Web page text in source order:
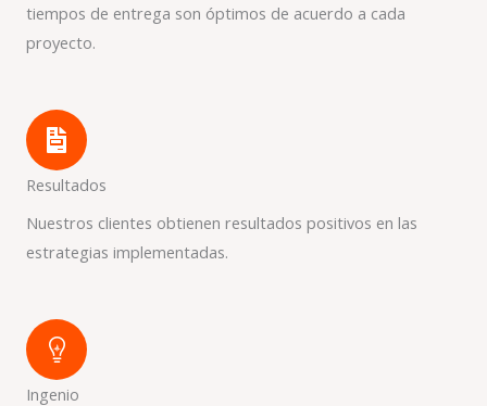
tiempos de entrega son óptimos de acuerdo a cada
proyecto.
Resultados
Nuestros clientes obtienen resultados positivos en las
estrategias implementadas.
Ingenio